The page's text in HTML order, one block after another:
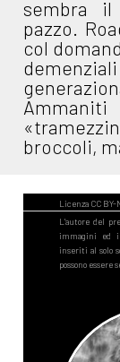
sembra il
pazzo.
col
broccoli,